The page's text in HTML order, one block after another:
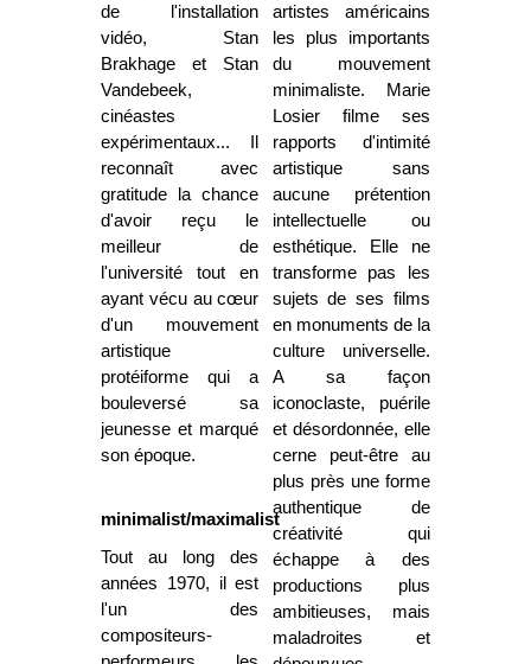
de l'installation
vidéo, Stan
Brakhage et Stan
Vandebeek,
cinéastes
expérimentaux... Il
reconnaît avec
gratitude la chance
d'avoir reçu le
meilleur de
l'université tout en
ayant vécu au cœur
d'un mouvement
artistique
protéiforme qui a
bouleversé sa
jeunesse et marqué
son époque.
minimalist/maximalist
Tout au long des
années 1970, il est
l'un des
compositeurs-
artistes américains
les plus importants
du mouvement
minimaliste. Marie
Losier filme ses
rapports d'intimité
artistique sans
aucune prétention
intellectuelle ou
esthétique. Elle ne
transforme pas les
sujets de ses films
en monuments de la
culture universelle.
A sa façon
iconoclaste, puérile
et désordonnée, elle
cerne peut-être au
plus près une forme
authentique de
créativité qui
échappe à des
productions plus
ambitieuses, mais
maladroites et